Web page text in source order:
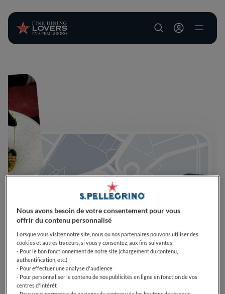
User account
Nous avons besoin de votre consentement pour vous
offrir du contenu personnalisé
Lorsque vous visitez notre site, nous ou nos partenaires pouvons utiliser des
cookies et autres traceurs, si vous y consentez, aux fins suivantes :
- Pour le bon fonctionnement de notre site (chargement du contenu,
authentification, etc.)
- Pour effectuer une analyse d'audience
- Pour personnaliser le contenu de nos publicités en ligne en fonction de vos
centres d'intérêt